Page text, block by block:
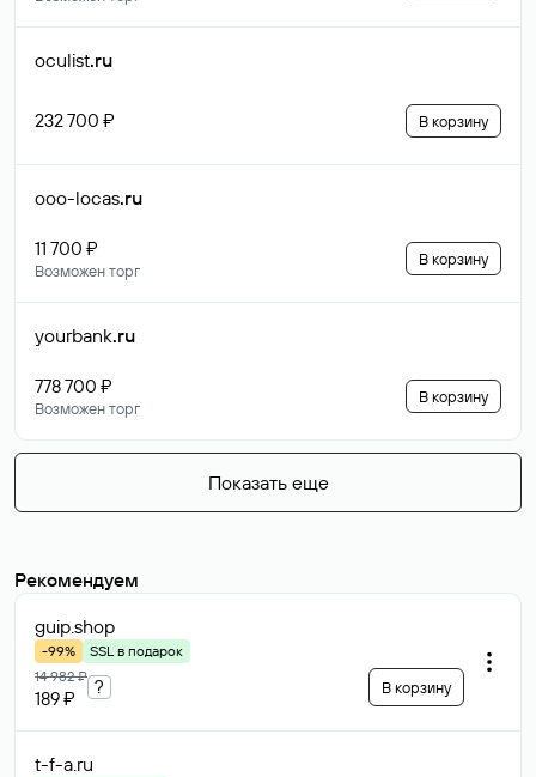
oculist.ru
232 700 ₽ В корзину
ooo-locas.ru
11 700 ₽
Возможен торг
В корзину
yourbank.ru
778 700 ₽
Возможен торг
В корзину
Показать еще
Рекомендуем
guip.shop
-99%
SSL в подарок
14 982 ₽
189 ₽
? В корзину
t-f-a.ru